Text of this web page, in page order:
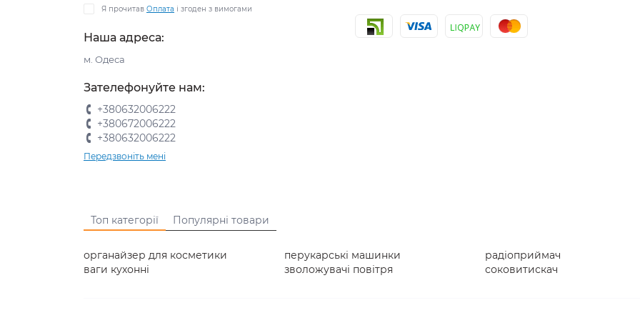
Я прочитав Оплата і згоден з вимогами
Наша адреса:
м. Одеса
Зателефонуйте нам:
+380632006222
+380672006222
+380632006222
Передзвоніть мені
Топ категорії Популярні товари
органайзер для косметики
ваги кухонні
перукарські машинки
зволожувачі повітря
радіоприймач
соковитискач